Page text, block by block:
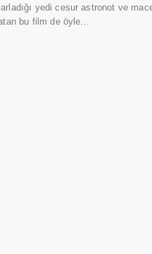
yedi cesur astronot ve
bu film de öyle...